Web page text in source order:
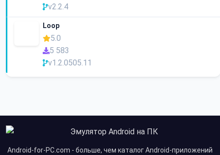
v2.2.4
Loop
5.0
5 583
v1.2.0505.11
Android-for-PC.com - больше, чем каталог Android-приложений